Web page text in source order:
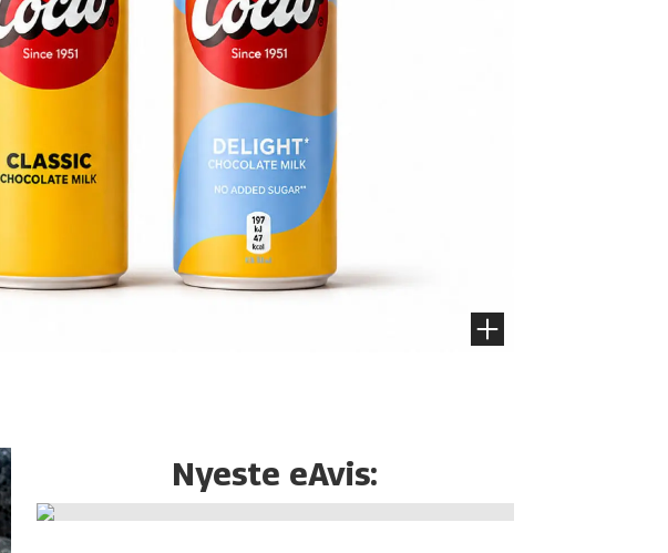
Nyeste eAvis: